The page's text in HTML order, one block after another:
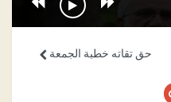
حق تقاته خطبة الجمعة